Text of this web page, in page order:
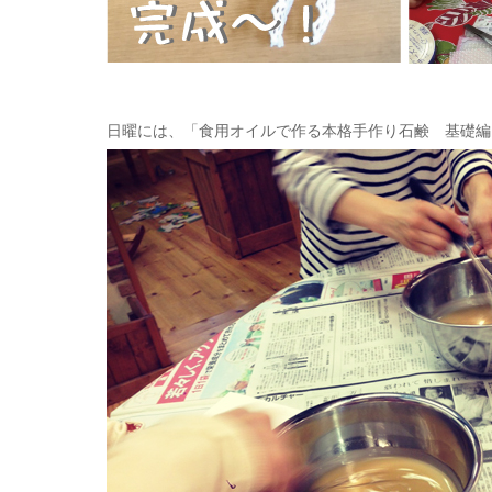
日曜には、「食用オイルで作る本格手作り石鹸 基礎